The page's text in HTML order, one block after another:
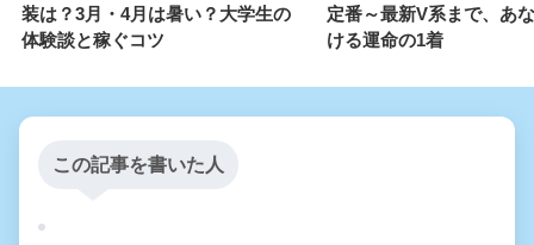
装は？3月・4月は暑い？大学生の
体験談と稼ぐコツ
定番～最新V系まで、あ
ける運命の1着
この記事を書いた人